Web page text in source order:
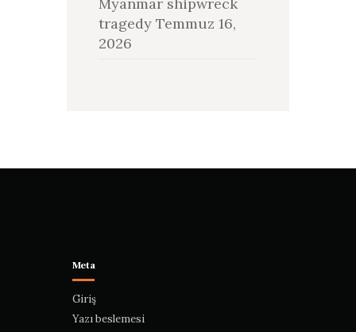
tragedy Temmuz 16,
2026
Meta
Giriş
Yazı beslemesi